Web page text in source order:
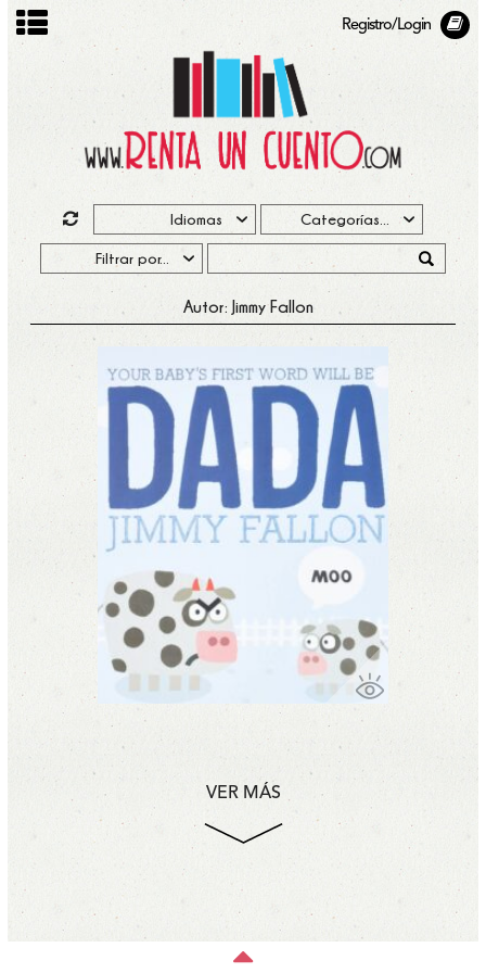
Registro/Login
Autor: Jimmy Fallon
VER MÁS